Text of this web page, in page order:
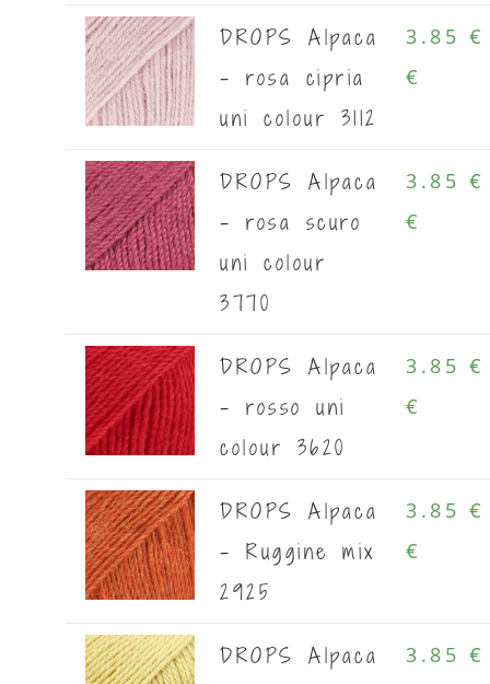
DROPS Alpaca
- rosa cipria
uni colour 3112
3.85 €
€
DROPS Alpaca
- rosa scuro
uni colour
3770
3.85 €
€
DROPS Alpaca
- rosso uni
colour 3620
3.85 €
€
DROPS Alpaca
- Ruggine mix
2925
3.85 €
€
DROPS Alpaca
3.85 €